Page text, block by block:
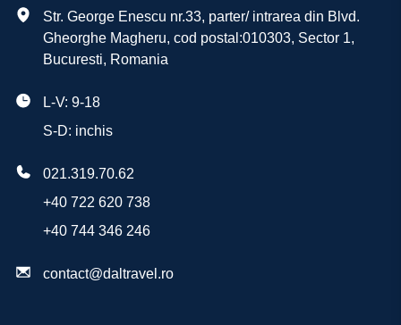
Str. George Enescu nr.33, parter/ intrarea din Blvd.
Gheorghe Magheru, cod postal:010303, Sector 1,
Bucuresti, Romania
L-V: 9-18
S-D: inchis
021.319.70.62
+40 722 620 738
+40 744 346 246
contact@daltravel.ro